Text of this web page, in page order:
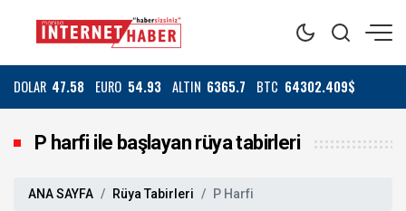
DOLAR 47.58 EURO 54.93 ALTIN 6365.7 BTC 64302.409$
P harfi ile başlayan rüya tabirleri
ANA SAYFA Rüya Tabirleri P Harfi